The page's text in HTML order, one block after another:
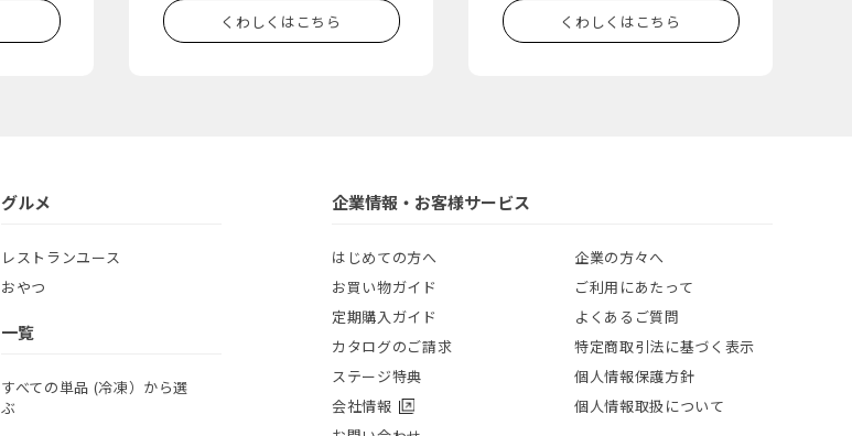
くわしくはこちら くわしくはこちら
グルメ
レストランユース
おやつ
一覧
すべての単品 (冷凍）から選
ぶ
企業情報・お客様サービス
はじめての方へ
お買い物ガイド
定期購入ガイド
カタログのご請求
ステージ特典
会社情報
企業の方々へ
ご利用にあたって
よくあるご質問
特定商取引法に基づく表示
個人情報保護方針
個人情報取扱について